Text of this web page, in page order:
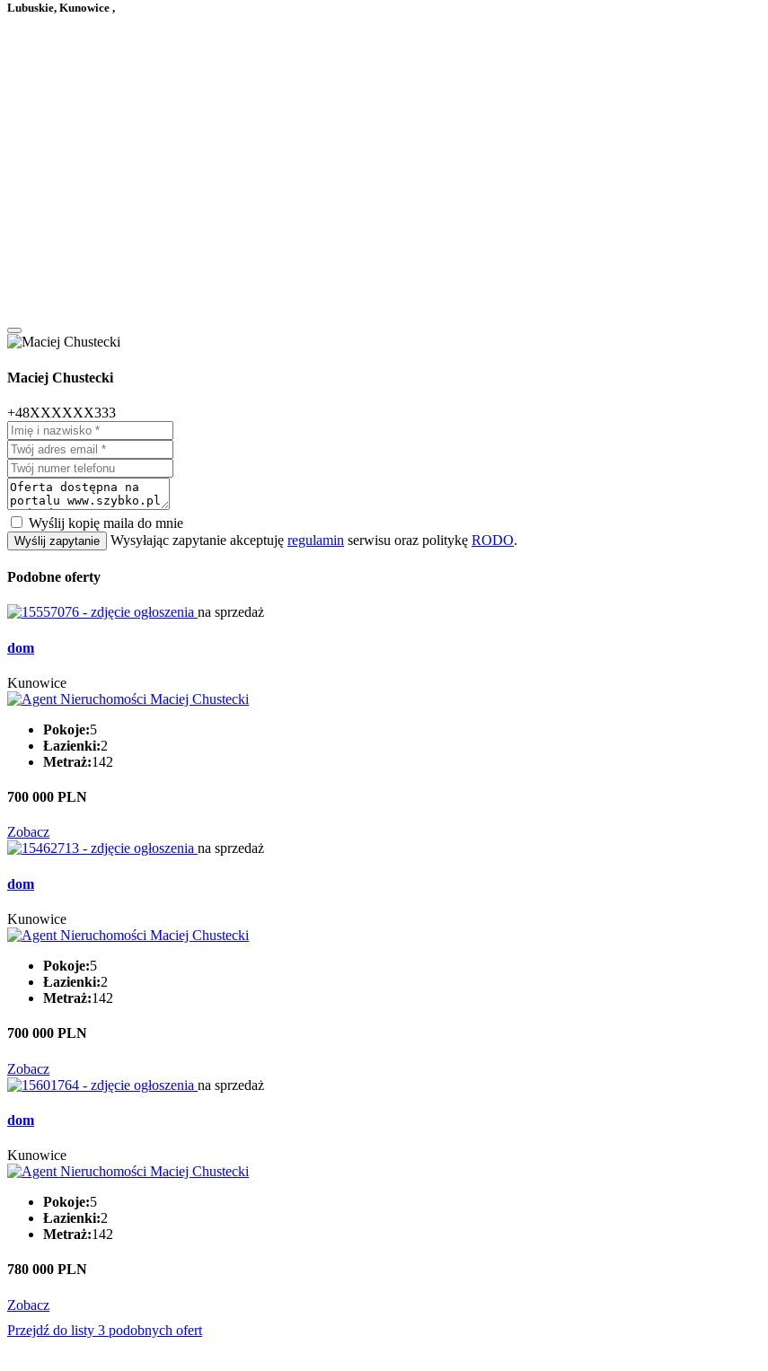
Lubuskie, Kunowice ,
Maciej Chustecki
+48XXXXXX333
Wyślij kopię maila do mnie
Wyślij zapytanie Wysyłając zapytanie akceptuję regulamin serwisu oraz politykę RODO.
Podobne oferty
na sprzedaż
dom
Kunowice
Pokoje:5
Łazienki:2
Metraż:142
700 000 PLN
Zobacz
na sprzedaż
dom
Kunowice
Pokoje:5
Łazienki:2
Metraż:142
700 000 PLN
Zobacz
na sprzedaż
dom
Kunowice
Pokoje:5
Łazienki:2
Metraż:142
780 000 PLN
Zobacz
Przejdź do listy 3 podobnych ofert